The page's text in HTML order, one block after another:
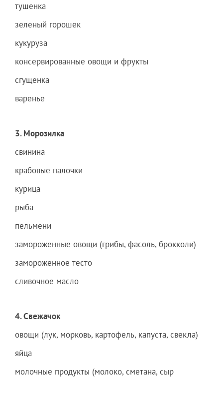
тушенка
зеленый горошек
кукуруза
консервированные овощи и фрукты
сгущенка
варенье
3. Морозилка
свинина
крабовые палочки
курица
рыба
пельмени
замороженные овощи (грибы, фасоль, брокколи)
замороженное тесто
сливочное масло
4. Свежачок
овощи (лук, морковь, картофель, капуста, свекла)
яйца
молочные продукты (молоко, сметана, сыр